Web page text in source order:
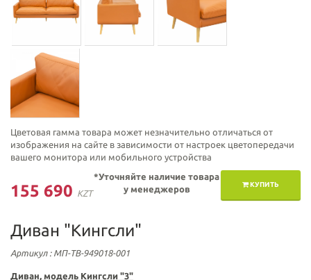
Цветовая гамма товара может незначительно отличаться от
изображения на сайте в зависимости от настроек цветопередачи
вашего монитора или мобильного устройства
155 690 KZT
КУПИТЬ
*Уточняйте наличие товара
у менеджеров
Диван "Кингсли"
Артикул: МП-ТВ-949018-001
Диван, модель Кингсли "3"